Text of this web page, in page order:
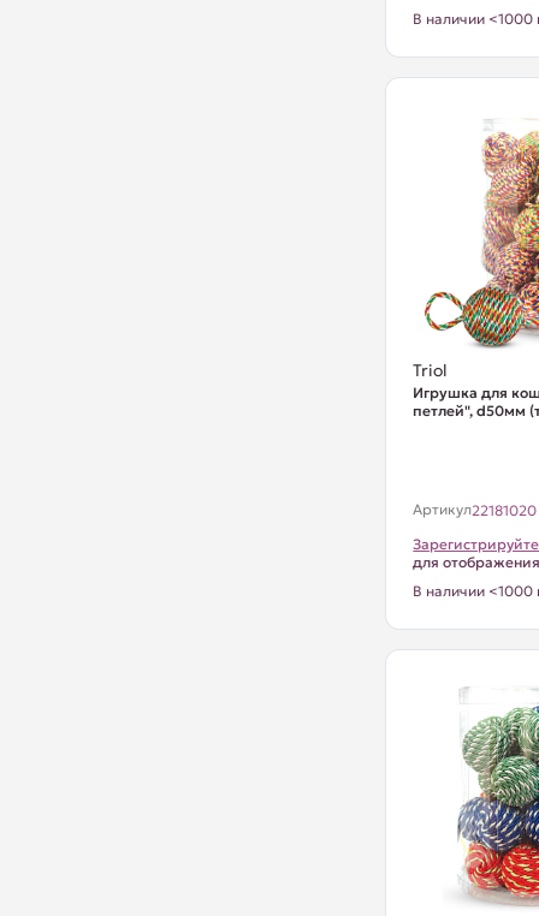
В наличии <1000
Triol
Игрушка для
петлей", d50мм
Артикул22181020
для
В наличии <1000